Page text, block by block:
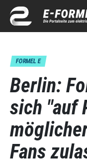
FORMEL E
Berlin:
sich "auf
Fans